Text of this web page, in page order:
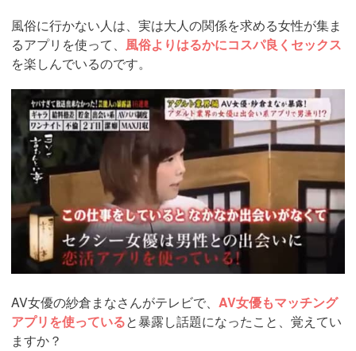
風俗に行かない人は、実は大人の関係を求める女性が集ま
るアプリを使って、 風俗よりはるかにコスパ良くセックス
を楽しんでいるのです。
AV女優の紗倉まなさんがテレビで、 AV女優もマッチング
アプリを使っていると暴露し話題になったこと、覚えてい
ますか？